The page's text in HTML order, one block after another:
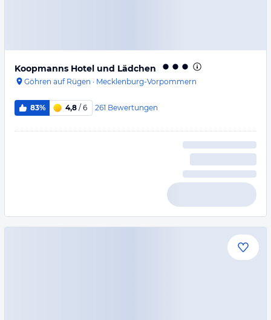
Koopmanns Hotel und Lädchen
Göhren auf Rügen · Mecklenburg-Vorpommern
83% 4,8 / 6 261 Bewertungen